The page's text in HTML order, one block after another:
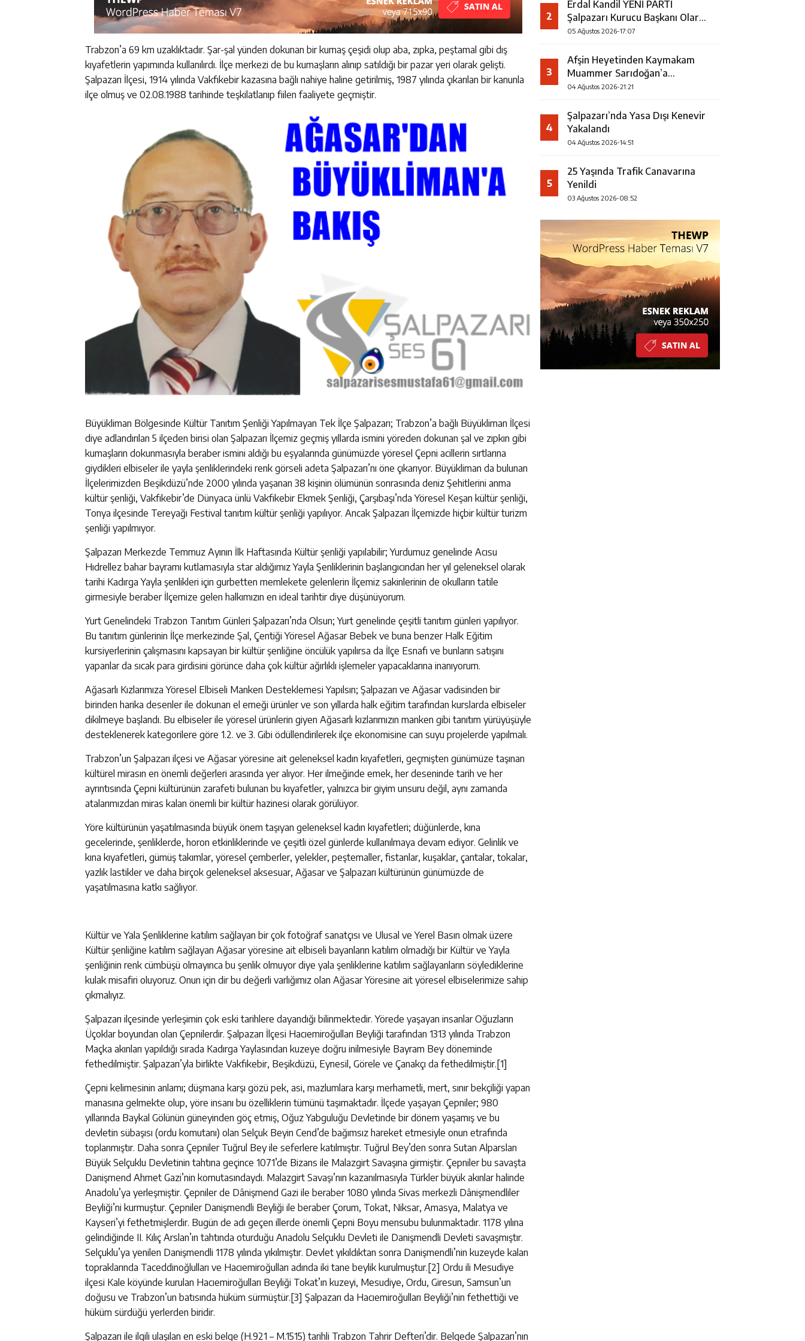
Trabzon’a 69 km uzaklıktadır. Şar-şal yünden dokunan bir kumaş çeşidi olup aba, zıpka, peştamal gibi dış
kıyafetlerin yapımında kullanılırdı. İlçe merkezi de bu kumaşların alınıp satıldığı bir pazar yeri olarak gelişti.
Şalpazarı İlçesi, 1914 yılında Vakfıkebir kazasına bağlı nahiye haline getirilmiş, 1987 yılında çıkarılan bir kanunla
ilçe olmuş ve 02.08.1988 tarihinde teşkilatlanıp fiilen faaliyete geçmiştir.
Büyükliman Bölgesinde Kültür Tanıtım Şenliği Yapılmayan Tek İlçe Şalpazarı; Trabzon’a bağlı Büyükliman İlçesi
diye adlandırılan 5 ilçeden birisi olan Şalpazarı İlçemiz geçmiş yıllarda ismini yöreden dokunan şal ve zıpkın gibi
kumaşların dokunmasıyla beraber ismini aldığı bu eşyalarında günümüzde yöresel Çepni acillerin sırtlarına
giydikleri elbiseler ile yayla şenliklerindeki renk görseli adeta Şalpazarı’nı öne çıkarıyor. Büyükliman da bulunan
İlçelerimizden Beşikdüzü’nde 2000 yılında yaşanan 38 kişinin ölümünün sonrasında deniz Şehitlerini anma
kültür şenliği, Vakfıkebir’de Dünyaca ünlü Vakfıkebir Ekmek Şenliği, Çarşıbaşı’nda Yöresel Keşan kültür şenliği,
Tonya ilçesinde Tereyağı Festival tanıtım kültür şenliği yapılıyor. Ancak Şalpazarı İlçemizde hiçbir kültür turizm
şenliği yapılmıyor.
Şalpazarı Merkezde Temmuz Ayının İlk Haftasında Kültür şenliği yapılabilir; Yurdumuz genelinde Acısu
Hıdrellez bahar bayramı kutlamasıyla star aldığımız Yayla Şenliklerinin başlangıcından her yıl geleneksel olarak
tarihi Kadırga Yayla şenlikleri için gurbetten memlekete gelenlerin İlçemiz sakinlerinin de okulların tatile
girmesiyle beraber İlçemize gelen halkımızın en ideal tarihtir diye düşünüyorum.
Yurt Genelindeki Trabzon Tanıtım Günleri Şalpazarı’nda Olsun; Yurt genelinde çeşitli tanıtım günleri yapılıyor.
Bu tanıtım günlerinin İlçe merkezinde Şal, Çentiği Yöresel Ağasar Bebek ve buna benzer Halk Eğitim
kursiyerlerinin çalışmasını kapsayan bir kültür şenliğine öncülük yapılırsa da İlçe Esnafı ve bunların satışını
yapanlar da sıcak para girdisini görünce daha çok kültür ağırlıklı işlemeler yapacaklarına inanıyorum.
Ağasarlı Kızlarımıza Yöresel Elbiseli Manken Desteklemesi Yapılsın; Şalpazarı ve Ağasar vadisinden bir
birinden harika desenler ile dokunan el emeği ürünler ve son yıllarda halk eğitim tarafından kurslarda elbiseler
dikilmeye başlandı. Bu elbiseler ile yöresel ürünlerin giyen Ağasarlı kızlarımızın manken gibi tanıtım yürüyüşüyle
desteklenerek kategorilere göre 1.2. ve 3. Gibi ödüllendirilerek ilçe ekonomisine can suyu projelerde yapılmalı.
Trabzon’un Şalpazarı ilçesi ve Ağasar yöresine ait geleneksel kadın kıyafetleri, geçmişten günümüze taşınan
kültürel mirasın en önemli değerleri arasında yer alıyor. Her ilmeğinde emek, her deseninde tarih ve her
ayrıntısında Çepni kültürünün zarafeti bulunan bu kıyafetler, yalnızca bir giyim unsuru değil, aynı zamanda
atalarımızdan miras kalan önemli bir kültür hazinesi olarak görülüyor.
Yöre kültürünün yaşatılmasında büyük önem taşıyan geleneksel kadın kıyafetleri; düğünlerde, kına
gecelerinde, şenliklerde, horon etkinliklerinde ve çeşitli özel günlerde kullanılmaya devam ediyor. Gelinlik ve
kına kıyafetleri, gümüş takımlar, yöresel çemberler, yelekler, peştemaller, fistanlar, kuşaklar, çantalar, tokalar,
yazlık lastikler ve daha birçok geleneksel aksesuar, Ağasar ve Şalpazarı kültürünün günümüzde de
yaşatılmasına katkı sağlıyor.
Kültür ve Yala Şenliklerine katılım sağlayan bir çok fotoğraf sanatçısı ve Ulusal ve Yerel Basın olmak üzere
Kültür şenliğine katılım sağlayan Ağasar yöresine ait elbiseli bayanların katılım olmadığı bir Kültür ve Yayla
şenliğinin renk cümbüşü olmayınca bu şenlik olmuyor diye yala şenliklerine katılım sağlayanların söylediklerine
kulak misafiri oluyoruz. Onun için dir bu değerli varlığımız olan Ağasar Yöresine ait yöresel elbiselerimize sahip
çıkmalıyız.
Şalpazarı ilçesinde yerleşimin çok eski tarihlere dayandığı bilinmektedir. Yörede yaşayan insanlar Oğuzların
Üçoklar boyundan olan Çepnilerdir. Şalpazarı İlçesi Hacıemiroğulları Beyliği tarafından 1313 yılında Trabzon
Maçka akınları yapıldığı sırada Kadırga Yaylasından kuzeye doğru inilmesiyle Bayram Bey döneminde
fethedilmiştir. Şalpazarı’yla birlikte Vakfıkebir, Beşikdüzü, Eynesil, Görele ve Çanakçı da fethedilmiştir.[1]
Çepni kelimesinin anlamı; düşmana karşı gözü pek, asi, mazlumlara karşı merhametli, mert, sınır bekçiliği yapan
manasına gelmekte olup, yöre insanı bu özelliklerin tümünü taşımaktadır. İlçede yaşayan Çepniler; 980
yıllarında Baykal Gölünün güneyinden göç etmiş, Oğuz Yabguluğu Devletinde bir dönem yaşamış ve bu
devletin sübaşısı (ordu komutanı) olan Selçuk Beyin Cend’de bağımsız hareket etmesiyle onun etrafında
toplanmıştır. Daha sonra Çepniler Tuğrul Bey ile seferlere katılmıştır. Tuğrul Bey’den sonra Sutan Alparslan
Büyük Selçuklu Devletinin tahtına geçince 1071’de Bizans ile Malazgirt Savaşına girmiştir. Çepniler bu savaşta
Danişmend Ahmet Gazi’nin komutasındaydı. Malazgirt Savaşı’nın kazanılmasıyla Türkler büyük akınlar halinde
Anadolu’ya yerleşmiştir. Çepniler de Dânişmend Gazi ile beraber 1080 yılında Sivas merkezli Dânişmendliler
Beyliği’ni kurmuştur. Çepniler Danişmendli Beyliği ile beraber Çorum, Tokat, Niksar, Amasya, Malatya ve
Kayseri’yi fethetmişlerdir. Bugün de adı geçen illerde önemli Çepni Boyu mensubu bulunmaktadır. 1178 yılına
gelindiğinde II. Kılıç Arslan’ın tahtında oturduğu Anadolu Selçuklu Devleti ile Danişmendli Devleti savaşmıştır.
Selçuklu’ya yenilen Danişmendli 1178 yılında yıkılmıştır. Devlet yıkıldıktan sonra Danişmendli’nin kuzeyde kalan
topraklarında Taceddinoğlulları ve Hacıemiroğulları adında iki tane beylik kurulmuştur.[2] Ordu ili Mesudiye
ilçesi Kale köyünde kurulan Hacıemiroğulları Beyliği Tokat’ın kuzeyi, Mesudiye, Ordu, Giresun, Samsun’un
doğusu ve Trabzon’un batısında hüküm sürmüştür.[3] Şalpazarı da Hacıemiroğulları Beyliği’nin fethettiği ve
hüküm sürdüğü yerlerden biridir.
Şalpazarı ile ilgili ulaşılan en eski belge (H.921 – M.1515) tarihli Trabzon Tahrir Defteri’dir. Belgede Şalpazarı’nın
2
Erdal Kandil YENİ PARTİ
Şalpazarı Kurucu Başkanı Olarak
Görevlendirildi
05 Ağustos 2026-17:07
3
Afşin Heyetinden Kaymakam
Muammer Sarıdoğan’a
Beşikdüzü’nde hayırlı olsun
04 Ağustos 2026-21:21
4
Şalpazarı’nda Yasa Dışı Kenevir
Yakalandı
04 Ağustos 2026-14:51
5
25 Yaşında Trafik Canavarına
Yenildi
03 Ağustos 2026-08:52